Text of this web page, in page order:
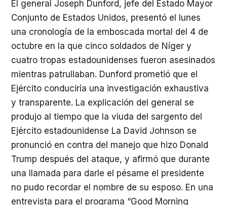
El general Joseph Dunford, jefe del Estado Mayor
Conjunto de Estados Unidos, presentó el lunes
una cronología de la emboscada mortal del 4 de
octubre en la que cinco soldados de Níger y
cuatro tropas estadounidenses fueron asesinados
mientras patrullaban. Dunford prometió que el
Ejército conduciría una investigación exhaustiva
y transparente. La explicación del general se
produjo al tiempo que la viuda del sargento del
Ejército estadounidense La David Johnson se
pronunció en contra del manejo que hizo Donald
Trump después del ataque, y afirmó que durante
una llamada para darle el pésame el presidente
no pudo recordar el nombre de su esposo. En una
entrevista para el programa “Good Morning